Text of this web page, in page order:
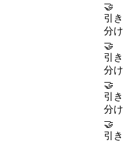
🤝
引き
分け
🤝
引き
分け
🤝
引き
分け
🤝
引き